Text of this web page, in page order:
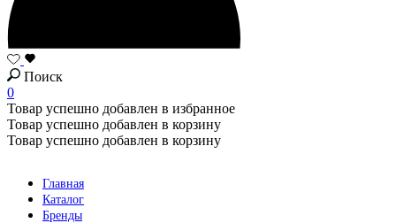
Поиск
0
Товар успешно добавлен в избранное
Товар успешно добавлен в корзину
Товар успешно добавлен в корзину
Главная
Каталог
Бренды